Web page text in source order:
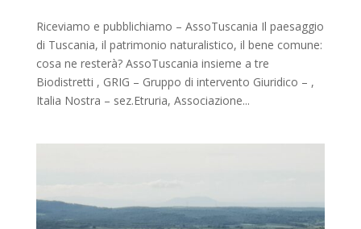
Riceviamo e pubblichiamo – AssoTuscania Il paesaggio
di Tuscania, il patrimonio naturalistico, il bene comune:
cosa ne resterà? AssoTuscania insieme a tre
Biodistretti , GRIG – Gruppo di intervento Giuridico – ,
Italia Nostra – sez.Etruria, Associazione...